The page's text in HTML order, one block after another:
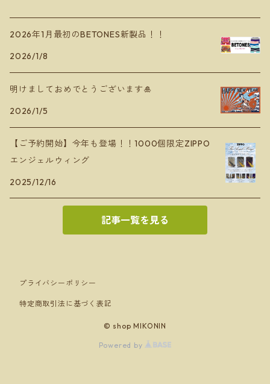
2026年1月最初のBETONES新製品！！
2026/1/8
明けましておめでとうございます🎍
2026/1/5
【ご予約開始】今年も登場！！1000個限定ZIPPO
エンジェルウィング
2025/12/16
記事一覧を見る
プライバシーポリシー
特定商取引法に基づく表記
© shop MIKONIN
Powered by